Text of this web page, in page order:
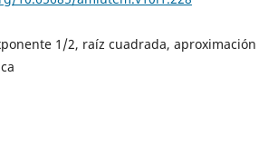
1/2, raíz cuadrada, aproximación